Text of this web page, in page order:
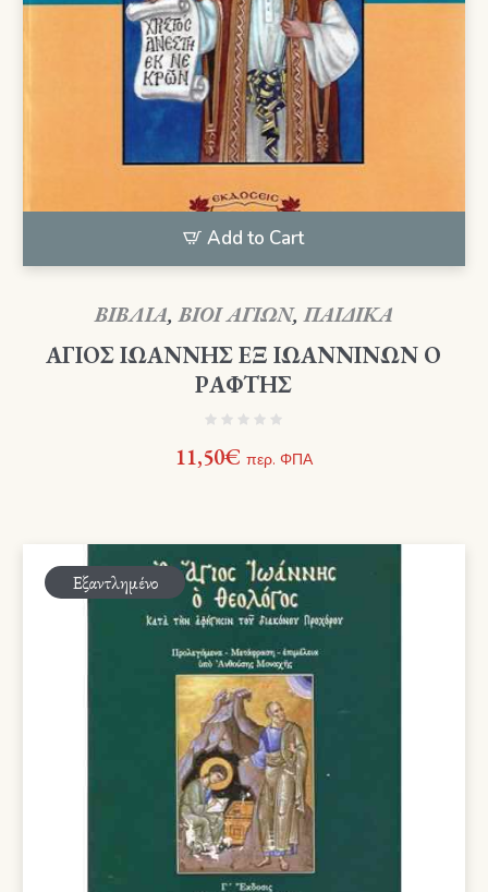
Add to Cart
ΒΙΒΛΙΑ,ΒΙΟΙ ΑΓΙΩΝ,ΠΑΙΔΙΚΑ
ΑΓΙΟΣ ΙΩΑΝΝΗΣ ΕΞ ΙΩΑΝΝΙΝΩΝ Ο
ΡΑΦΤΗΣ
11,50€ περ. ΦΠΑ
Εξαντλημένο